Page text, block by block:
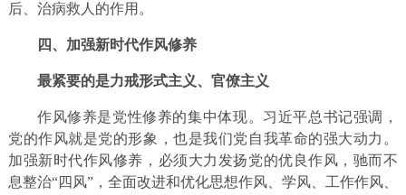
后、治病救人的作用。
四、加强新时代作风修养
最紧要的是力戒形式主义、官僚主义
作风修养是党性修养的集中体现。习近平总书记强调，
党的作风就是党的形象，也是我们党自我革命的强大动力。
加强新时代作风修养，必须大力发扬党的优良作风，驰而不
息整治“四风”，全面改进和优化思想作风、学风、工作作风、